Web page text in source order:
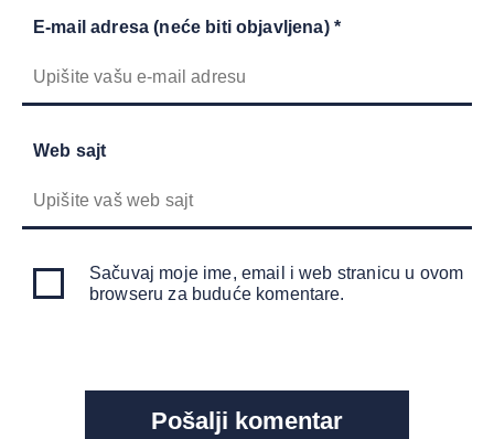
E-mail adresa (neće biti objavljena) *
Web sajt
Sačuvaj moje ime, email i web stranicu u ovom
browseru za buduće komentare.